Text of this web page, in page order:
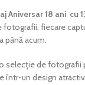
Aniversar 18 ani cu
fotografii, fiecare
până acum.
selecție de fotografii
într-un design